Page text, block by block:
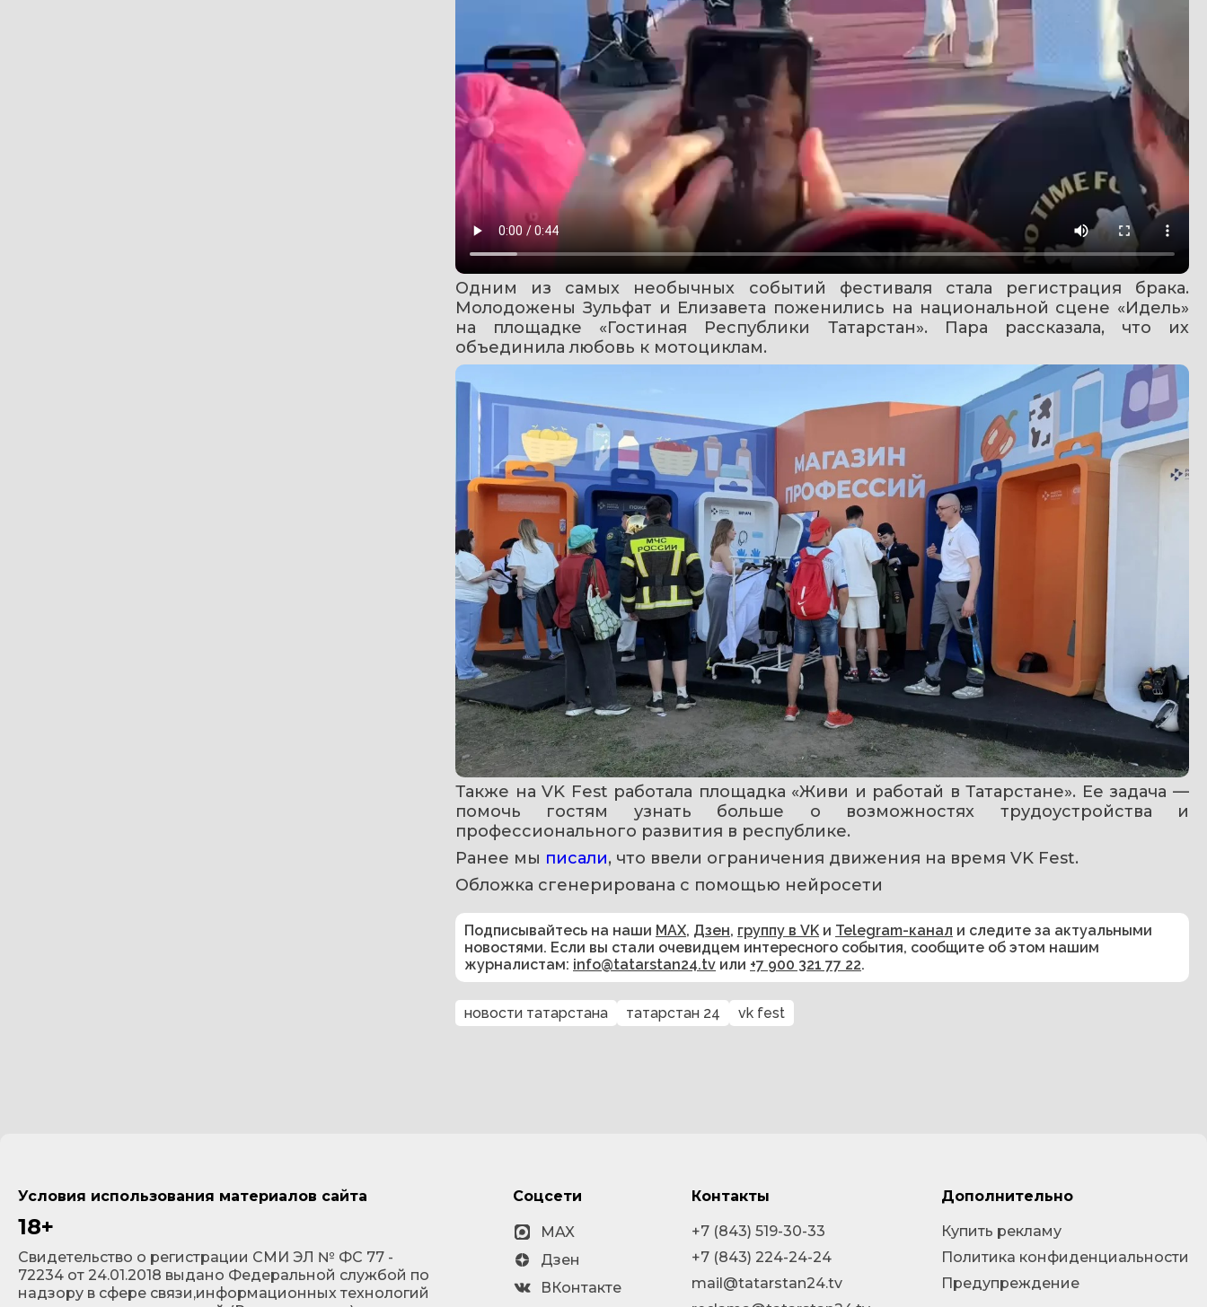
Одним из самых необычных событий фестиваля стала регистрация брака.
Молодожены Зульфат и Елизавета поженились на национальной сцене «Идель»
на площадке «Гостиная Республики Татарстан». Пара рассказала, что их
объединила любовь к мотоциклам.
Также на VK Fest работала площадка «Живи и работай в Татарстане». Ее задача —
помочь гостям узнать больше о возможностях трудоустройства и
профессионального развития в республике.
Ранее мы писали, что ввели ограничения движения на время VK Fest.
Обложка сгенерирована с помощью нейросети
Подписывайтесь на наши MAX, Дзен, группу в VK и Telegram-канал и следите за актуальными
новостями. Если вы стали очевидцем интересного события, сообщите об этом нашим
журналистам: info@tatarstan24.tv или +7 900 321 77 22.
новости татарстана татарстан 24 vk fest
Условия использования материалов сайта
18+
Cвидетельство о регистрации СМИ ЭЛ № ФС 77 -
72234 от 24.01.2018 выдано Федеральной службой по
надзору в сфере связи,информационных технологий
Соцсети
MAX
Дзен
ВКонтакте
Контакты
+7 (843) 519-30-33
+7 (843) 224-24-24
mail@tatarstan24.tv
Дополнительно
Купить рекламу
Политика конфиденциальности
Предупреждение